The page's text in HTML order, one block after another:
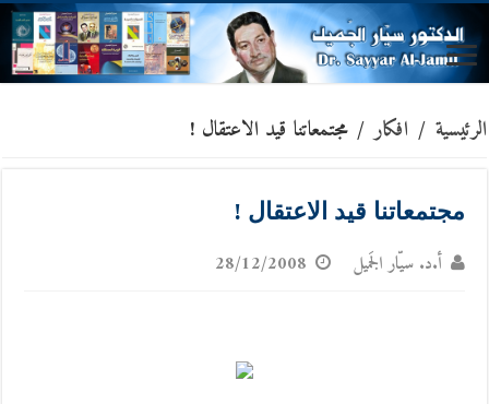
الرئيسية / افكار / مجتمعاتنا قيد الاعتقال !
مجتمعاتنا قيد الاعتقال !
أ.د. سيّار الجَميل 28/12/2008